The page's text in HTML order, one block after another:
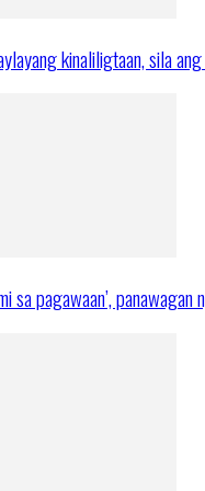
kinaliligtaan, sila
sa pagawaan’,